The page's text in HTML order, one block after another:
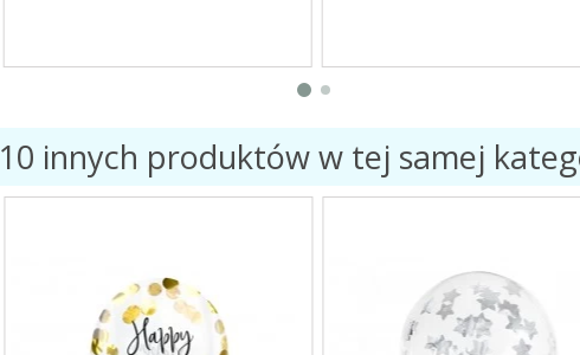
10 innych produktów w tej samej